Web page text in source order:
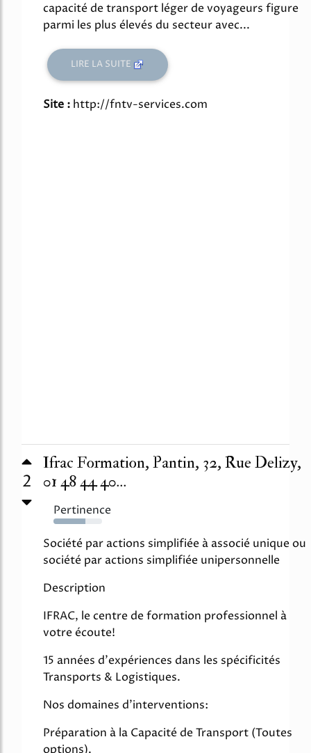
capacité de transport léger de voyageurs figure
parmi les plus élevés du secteur avec...
LIRE LA SUITE
Site : http://fntv-services.com
2
Ifrac Formation, Pantin, 32, Rue Delizy,
01 48 44 40...
Pertinence
66%
Société par actions simplifiée à associé unique ou
société par actions simplifiée unipersonnelle
Description
IFRAC, le centre de formation professionnel à
votre écoute!
15 années d'expériences dans les spécificités
Transports & Logistiques.
Nos domaines d'interventions:
Préparation à la Capacité de Transport (Toutes
options).